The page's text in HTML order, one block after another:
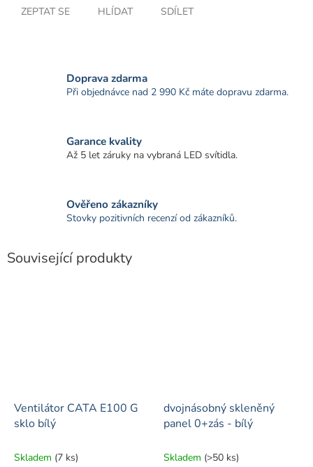
ZEPTAT SE HLÍDAT SDÍLET
Doprava zdarma
Při objednávce nad 2 990 Kč máte dopravu zdarma.
Garance kvality
Až 5 let záruky na vybraná LED svítidla.
Ověřeno zákazníky
Stovky pozitivních recenzí od zákazníků.
Související produkty
Ventilátor CATA E100 G
sklo bílý
Skladem (7 ks)
dvojnásobný skleněný
panel 0+zás - bílý
Skladem (>50 ks)